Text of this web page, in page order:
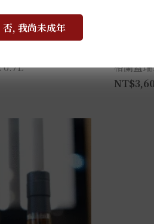
0.7L
格蘭蓋
NT$
否, 我尚未成年